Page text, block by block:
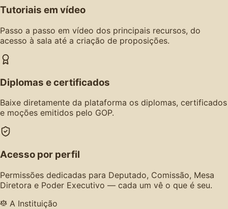
Tutoriais em vídeo
Passo a passo em vídeo dos principais recursos, do
acesso à sala até a criação de proposições.
Diplomas e certificados
Baixe diretamente da plataforma os diplomas, certificados
e moções emitidos pelo GOP.
Acesso por perfil
Permissões dedicadas para Deputado, Comissão, Mesa
Diretora e Poder Executivo — cada um vê o que é seu.
A Instituição